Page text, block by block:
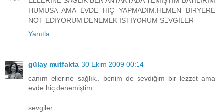
HUMUSA AMA EVDE HİÇ YAPMADIM.HEMEN BİRYERE
NOT EDİYORUM DENEMEK İSTİYORUM SEVGİLER
Yanıtla
gülay mutfakta 30 Ekim 2009 00:14
canım ellerine sağlık.. benim de sevdiğim bir lezzet ama
evde hiç denemiştim..
sevgiler...